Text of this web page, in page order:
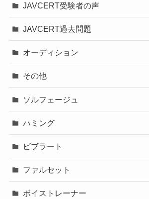
JAVCERT受験者の声
JAVCERT過去問題
オーディション
その他
ソルフェージュ
ハミング
ビブラート
ファルセット
ボイストレーナー